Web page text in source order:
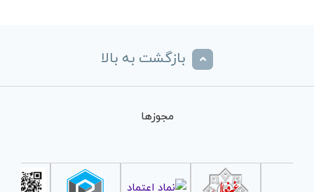
بازگشت به بالا
مجوزها